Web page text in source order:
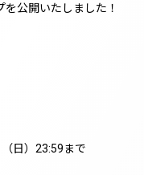
公開いたしました！
日）23:59まで